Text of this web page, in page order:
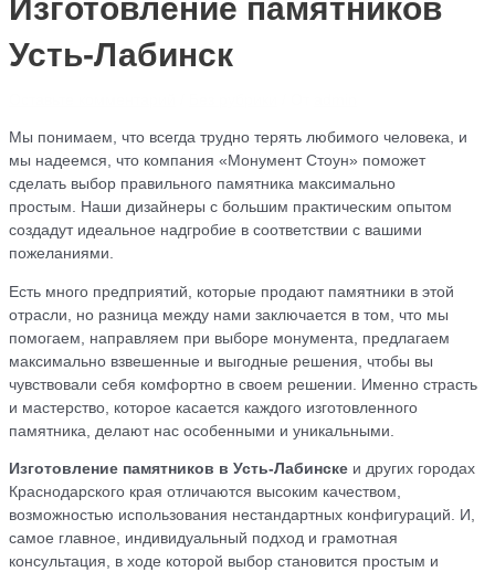
Изготовление памятников
Усть-Лабинск
Мы понимаем, что всегда трудно терять любимого человека, и
мы надеемся, что компания «Монумент Стоун» поможет
сделать выбор правильного памятника максимально
простым. Наши дизайнеры с большим практическим опытом
создадут идеальное надгробие в соответствии с вашими
пожеланиями.
Есть много предприятий, которые продают памятники в этой
отрасли, но разница между нами заключается в том, что мы
помогаем, направляем при выборе монумента, предлагаем
максимально взвешенные и выгодные решения, чтобы вы
чувствовали себя комфортно в своем решении. Именно страсть
и мастерство, которое касается каждого изготовленного
памятника, делают нас особенными и уникальными.
Изготовление памятников в Усть-Лабинске и других городах
Краснодарского края отличаются высоким качеством,
возможностью использования нестандартных конфигураций. И,
самое главное, индивидуальный подход и грамотная
консультация, в ходе которой выбор становится простым и